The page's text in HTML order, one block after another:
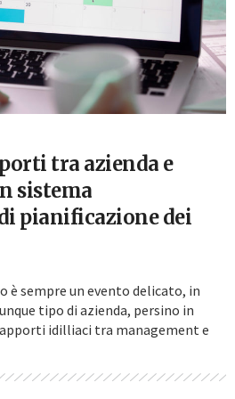
tra azienda e
sistema
pianificazione dei
è sempre un evento delicato, in
tipo di azienda, persino in
idilliaci tra management e